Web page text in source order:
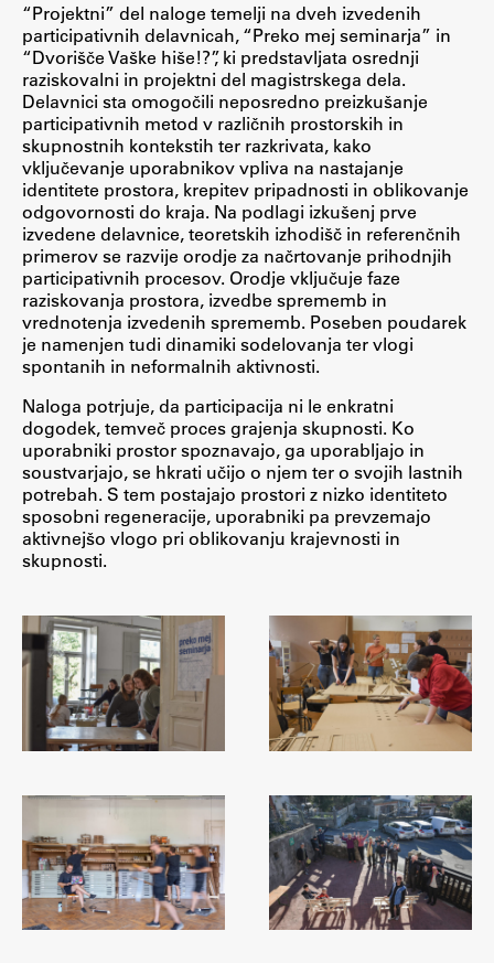
Obvestila
Novice
Koledar dogodkov
Program dela
Raziskovanje
Raziskovalni projekti
Dosežki
Inštituti
Delo
Seminarji
Gostujoči profesor
Delavnice
Študentski projekti
Ekskurzije
Zaključna dela
Razvojno sodelovanje in humanitarna pomoč
“Projektni” del naloge temelji na dveh izvedenih
participativnih delavnicah, “Preko mej seminarja” in
“Dvorišče Vaške hiše!?”, ki predstavljata osrednji
raziskovalni in projektni del magistrskega dela.
Delavnici sta omogočili neposredno preizkušanje
participativnih metod v različnih prostorskih in
skupnostnih kontekstih ter razkrivata, kako
vključevanje uporabnikov vpliva na nastajanje
identitete prostora, krepitev pripadnosti in oblikovanje
odgovornosti do kraja. Na podlagi izkušenj prve
izvedene delavnice, teoretskih izhodišč in referenčnih
primerov se razvije orodje za načrtovanje prihodnjih
participativnih procesov. Orodje vključuje faze
raziskovanja prostora, izvedbe sprememb in
vrednotenja izvedenih sprememb. Poseben poudarek
je namenjen tudi dinamiki sodelovanja ter vlogi
spontanih in neformalnih aktivnosti.
Naloga potrjuje, da participacija ni le enkratni
dogodek, temveč proces grajenja skupnosti. Ko
uporabniki prostor spoznavajo, ga uporabljajo in
soustvarjajo, se hkrati učijo o njem ter o svojih lastnih
potrebah. S tem postajajo prostori z nizko identiteto
sposobni regeneracije, uporabniki pa prevzemajo
aktivnejšo vlogo pri oblikovanju krajevnosti in
skupnosti.